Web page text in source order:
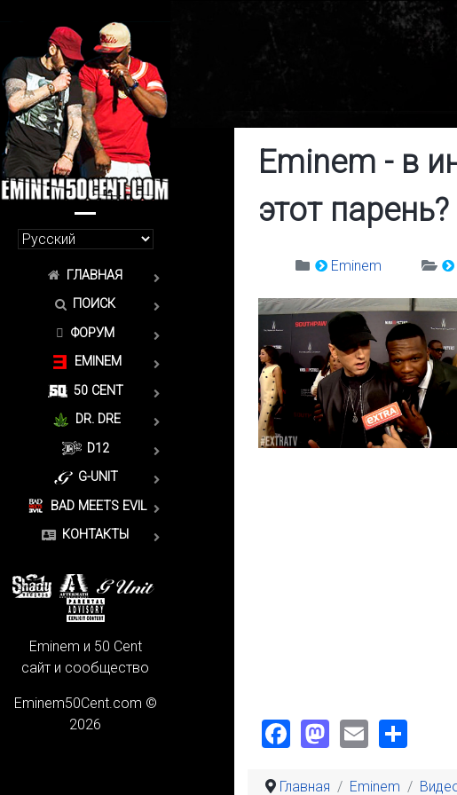
Eminem - в
этот парень?
Eminem
Facebook
Mastodon
Email
Главная Eminem
ГЛАВНАЯ
ПОИСК
ФОРУМ
EMINEM
50 CENT
DR. DRE
D12
G-UNIT
BAD MEETS EVIL
КОНТАКТЫ
Eminem и 50 Cent
сайт и сообщество
Eminem50Cent.com ©
2026